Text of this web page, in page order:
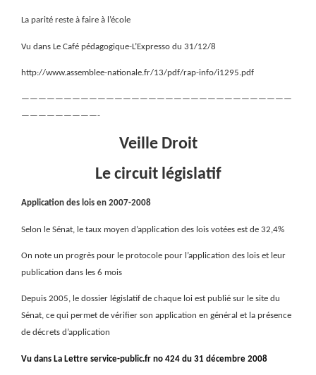
La parité reste à faire à l’école
Vu dans Le Café pédagogique-L’Expresso du 31/12/8
http://www.assemblee-nationale.fr/13/pdf/rap-info/i1295.pdf
————————————————————————————————
—————————-
Veille Droit
Le circuit législatif
Application des lois en 2007-2008
Selon le Sénat, le taux moyen d’application des lois votées est de 32,4%
On note un progrès pour le protocole pour l’application des lois et leur
publication dans les 6 mois
Depuis 2005, le dossier législatif de chaque loi est publié sur le site du
Sénat, ce qui permet de vérifier son application en général et la présence
de décrets d’application
Vu dans La Lettre service-public.fr no 424 du 31 décembre 2008